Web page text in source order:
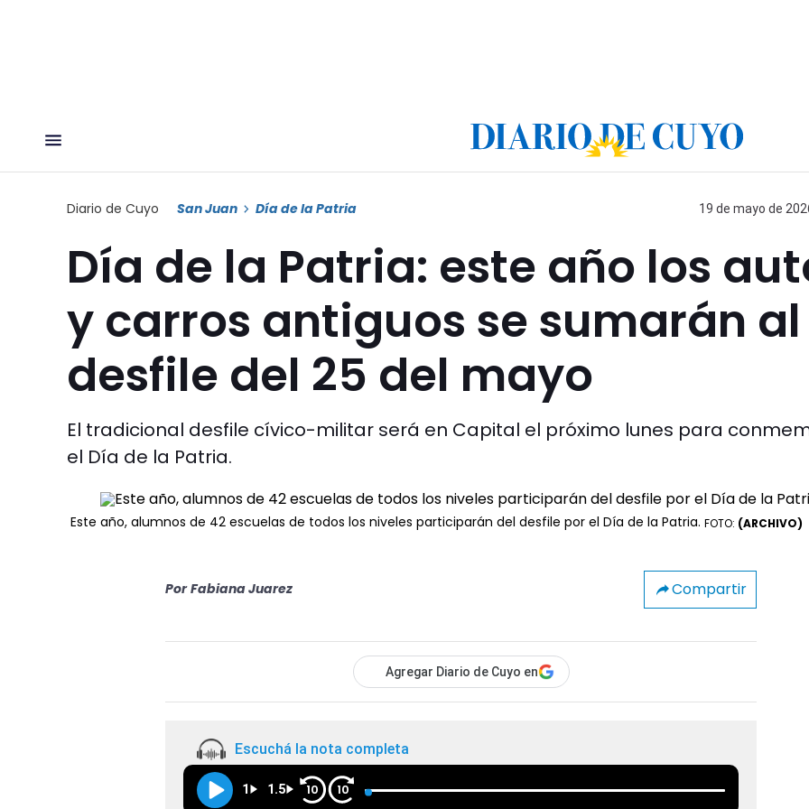
Diario de Cuyo San Juan Día de la Patria 19 de mayo de
Día de la Patria: este año los
y carros antiguos se sumarán al
desfile del 25 del mayo
El tradicional desfile cívico-militar será en Capital el próximo lunes para
el Día de la Patria.
Este año, alumnos de 42 escuelas de todos los niveles participarán del desfile por el Día de la Patria. FOTO: (ARCHIVO)
Por Fabiana Juarez Compartir
Agregar Diario de Cuyo en
Escuchá la nota completa
1 1.5 10 10